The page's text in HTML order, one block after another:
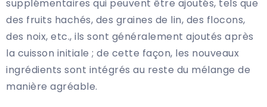
supplémentaires qui peuvent être ajoutés, tels que
des fruits hachés, des graines de lin, des flocons,
des noix, etc., ils sont généralement ajoutés après
la cuisson initiale ; de cette façon, les nouveaux
ingrédients sont intégrés au reste du mélange de
manière agréable.